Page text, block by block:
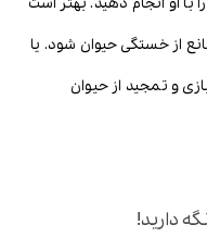
با او انجام دهید. بهتر است
از خستگی حیوان شود. یا
و تمجید از حیوان